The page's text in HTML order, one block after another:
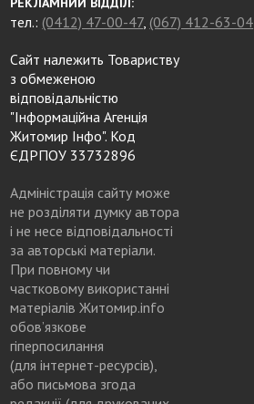
тел.: (0412) 47-00-47, (067) 412-63-04
Сайт належить Товариству
з обмеженою
відповідальністю
"Інформаційна Агенція
Житомир Інфо". Код
ЄДРПОУ 33732896
Адміністрація сайту може
не розділяти думку автора
і не несе відповідальності
за авторські матеріали.
При повному чи
частковому використанні
матеріалів Житомир.info
обов’язкове
гіперпосилання
(для інтернет-ресурсів),
або письмова згода